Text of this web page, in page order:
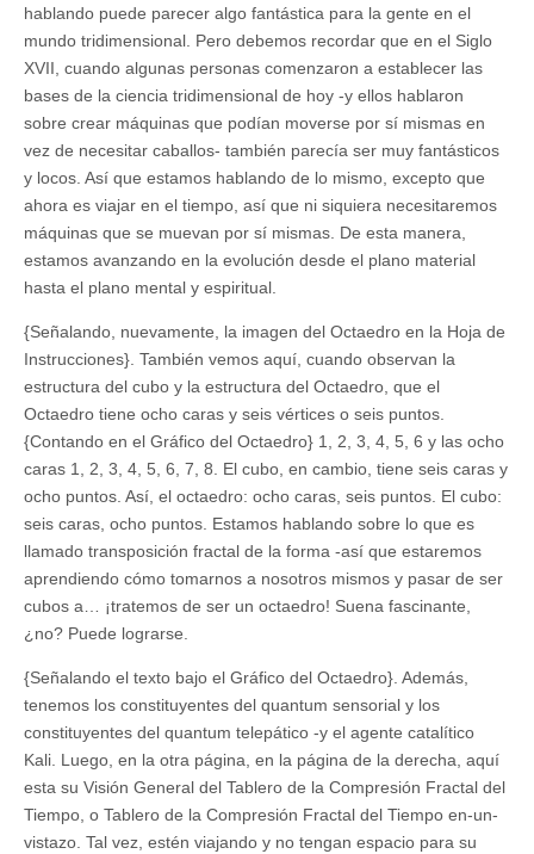
hablando puede parecer algo fantástica para la gente en el
mundo tridimensional. Pero debemos recordar que en el Siglo
XVII, cuando algunas personas comenzaron a establecer las
bases de la ciencia tridimensional de hoy -y ellos hablaron
sobre crear máquinas que podían moverse por sí mismas en
vez de necesitar caballos- también parecía ser muy fantásticos
y locos. Así que estamos hablando de lo mismo, excepto que
ahora es viajar en el tiempo, así que ni siquiera necesitaremos
máquinas que se muevan por sí mismas. De esta manera,
estamos avanzando en la evolución desde el plano material
hasta el plano mental y espiritual.
{Señalando, nuevamente, la imagen del Octaedro en la Hoja de
Instrucciones}. También vemos aquí, cuando observan la
estructura del cubo y la estructura del Octaedro, que el
Octaedro tiene ocho caras y seis vértices o seis puntos.
{Contando en el Gráfico del Octaedro} 1, 2, 3, 4, 5, 6 y las ocho
caras 1, 2, 3, 4, 5, 6, 7, 8. El cubo, en cambio, tiene seis caras y
ocho puntos. Así, el octaedro: ocho caras, seis puntos. El cubo:
seis caras, ocho puntos. Estamos hablando sobre lo que es
llamado transposición fractal de la forma -así que estaremos
aprendiendo cómo tomarnos a nosotros mismos y pasar de ser
cubos a… ¡tratemos de ser un octaedro! Suena fascinante,
¿no? Puede lograrse.
{Señalando el texto bajo el Gráfico del Octaedro}. Además,
tenemos los constituyentes del quantum sensorial y los
constituyentes del quantum telepático -y el agente catalítico
Kali. Luego, en la otra página, en la página de la derecha, aquí
esta su Visión General del Tablero de la Compresión Fractal del
Tiempo, o Tablero de la Compresión Fractal del Tiempo en-un-
vistazo. Tal vez, estén viajando y no tengan espacio para su